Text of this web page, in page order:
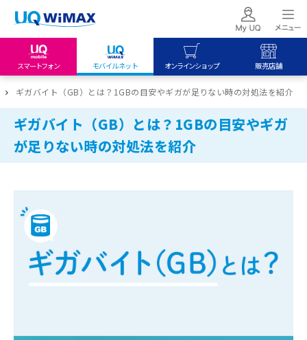
スマートフォン モバイルネット オンラインショップ 販売店舗
my UQ WiMAX
UQ WiMAX ご契約の方
My UQ mobile
UQ mobile ご契約の方
データチャージサイト
UQ mobile
オンラインショップ
UQ WiMAX
オンラインショップ
UQ mobile
販売店舗
UQ WiMAX
販売店舗
ギガバイト（GB）とは？1GBの目安やギガが足りない時の対処法を紹介
ギガバイト（GB）とは？1GBの目安やギガ
が足りない時の対処法を紹介